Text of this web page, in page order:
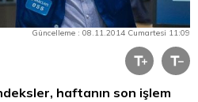
Güncelleme : 08.11.2014 Cumartesi 11:09
haftanın son işlem